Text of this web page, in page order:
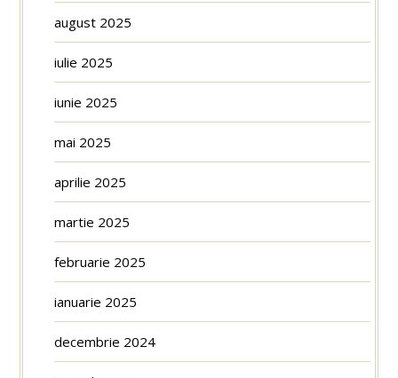
august 2025
iulie 2025
iunie 2025
mai 2025
aprilie 2025
martie 2025
februarie 2025
ianuarie 2025
decembrie 2024